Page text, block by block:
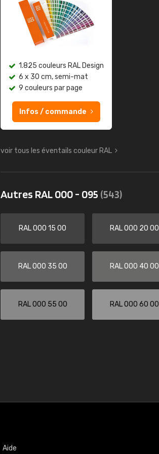
1.825 couleurs RAL Design
6 x 30 cm, semi-mat
9 couleurs par page
Infos / commande
voir tous les éventails couleur RAL
Autres RAL 000 - 095 (543)
RAL 000 15 00 RAL 000 20 00
RAL 000 35 00 RAL 000 40 00
RAL 000 55 00 RAL 000 60 00
Aide